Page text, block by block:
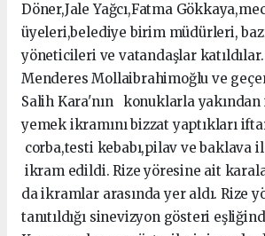
Döner,Jale Yağcı,Fatma
üyeleri,belediye birim müdürleri,
yöneticileri ve vatandaşlar
Menderes Mollaibrahimoğlu ve
Salih Kara'nın konuklarla
yemek ikramını bizzat yaptıkları
corba,testi kebabı,pilav ve baklava
ikram edildi. Rize yöresine ait
da ikramlar arasında yer aldı. Rize
tanıtıldığı sinevizyon gösteri